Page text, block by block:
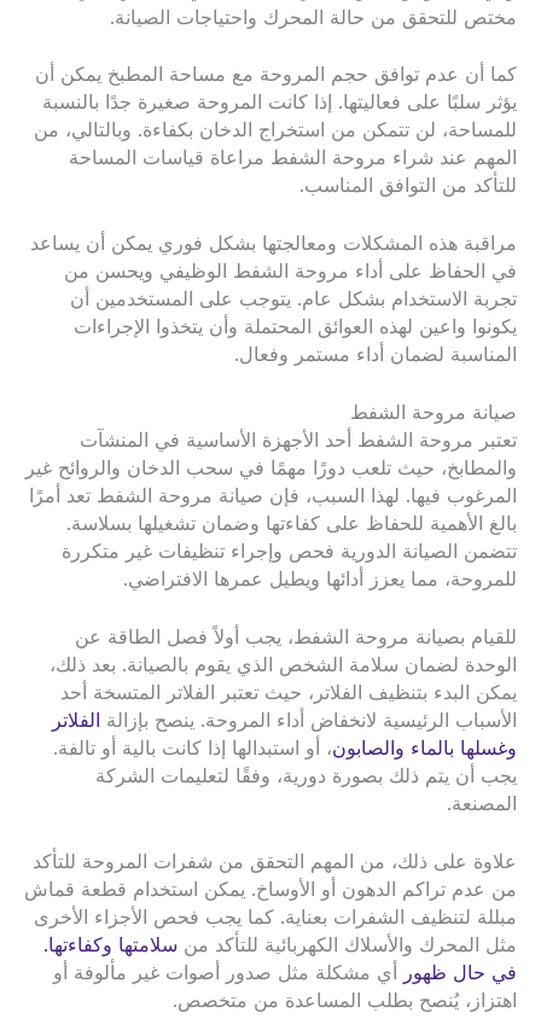
مختص للتحقق من حالة المحرك واحتياجات الصيانة.
كما أن عدم توافق حجم المروحة مع مساحة المطبخ يمكن أن
يؤثر سلبًا على فعاليتها. إذا كانت المروحة صغيرة جدًا بالنسبة
للمساحة، لن تتمكن من استخراج الدخان بكفاءة. وبالتالي، من
المهم عند شراء مروحة الشفط مراعاة قياسات المساحة
للتأكد من التوافق المناسب.
مراقبة هذه المشكلات ومعالجتها بشكل فوري يمكن أن يساعد
في الحفاظ على أداء مروحة الشفط الوظيفي ويحسن من
تجربة الاستخدام بشكل عام. يتوجب على المستخدمين أن
يكونوا واعين لهذه العوائق المحتملة وأن يتخذوا الإجراءات
المناسبة لضمان أداء مستمر وفعال.
صيانة مروحة الشفط
تعتبر مروحة الشفط أحد الأجهزة الأساسية في المنشآت
والمطابخ، حيث تلعب دورًا مهمًا في سحب الدخان والروائح غير
المرغوب فيها. لهذا السبب، فإن صيانة مروحة الشفط تعد أمرًا
بالغ الأهمية للحفاظ على كفاءتها وضمان تشغيلها بسلاسة.
تتضمن الصيانة الدورية فحص وإجراء تنظيفات غير متكررة
للمروحة، مما يعزز أدائها ويطيل عمرها الافتراضي.
للقيام بصيانة مروحة الشفط، يجب أولاً فصل الطاقة عن
الوحدة لضمان سلامة الشخص الذي يقوم بالصيانة. بعد ذلك،
يمكن البدء بتنظيف الفلاتر، حيث تعتبر الفلاتر المتسخة أحد
الأسباب الرئيسية لانخفاض أداء المروحة. ينصح بإزالة الفلاتر
وغسلها بالماء والصابون، أو استبدالها إذا كانت بالية أو تالفة.
يجب أن يتم ذلك بصورة دورية، وفقًا لتعليمات الشركة
المصنعة.
علاوة على ذلك، من المهم التحقق من شفرات المروحة للتأكد
من عدم تراكم الدهون أو الأوساخ. يمكن استخدام قطعة قماش
مبللة لتنظيف الشفرات بعناية. كما يجب فحص الأجزاء الأخرى
مثل المحرك والأسلاك الكهربائية للتأكد من سلامتها وكفاءتها.
في حال ظهور
أي مشكلة مثل صدور أصوات غير مألوفة أو
اهتزاز، يُنصح بطلب المساعدة من متخصص.